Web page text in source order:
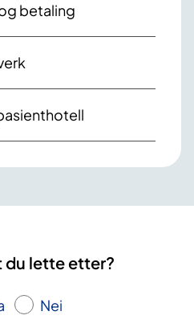
betaling
du lette etter?
Nei